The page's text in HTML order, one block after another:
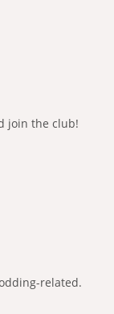
join the club!
related.